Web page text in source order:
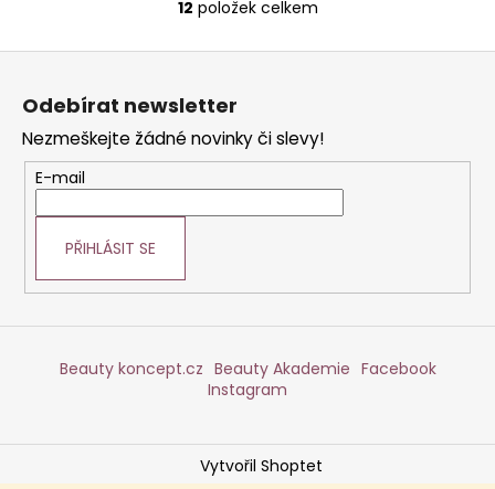
O
v
a
c
í
p
k
v
ý
p
i
u
12 položek celkem
Odebírat newsletter
Nezmeškejte žádné novinky či slevy!
E-mail
PŘIHLÁSIT SE
Beauty koncept.cz Beauty Akademie Facebook
Instagram
Vytvořil Shoptet